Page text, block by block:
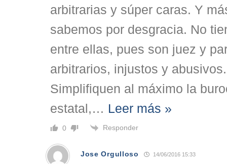
arbitrarias y súper caras. Y
sabemos por desgracia. No
entre ellas, pues son juez y
arbitrarios, injustos y
Simplifiquen al máximo la
estatal,… Leer más »
0 Responder
Jose Orgulloso 14/06/2016 15:33